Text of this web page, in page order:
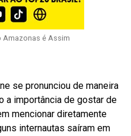
Amazonas é Assim
se pronunciou de maneira
a importância de gostar de
mencionar diretamente
internautas saíram em